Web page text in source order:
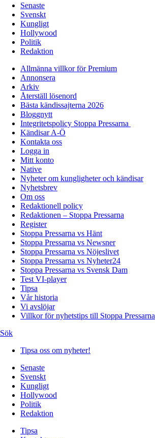
Senaste
Svenskt
Kungligt
Hollywood
Politik
Redaktion
Allmänna villkor för Premium
Annonsera
Arkiv
Återställ lösenord
Bästa kändissajterna 2026
Bloggnytt
Integritetspolicy Stoppa Pressarna
Kändisar A-Ö
Kontakta oss
Logga in
Mitt konto
Native
Nyheter om kungligheter och kändisar
Nyhetsbrev
Om oss
Redaktionell policy
Redaktionen – Stoppa Pressarna
Register
Stoppa Pressarna vs Hänt
Stoppa Pressarna vs Newsner
Stoppa Pressarna vs Nöjeslivet
Stoppa Pressarna vs Nyheter24
Stoppa Pressarna vs Svensk Dam
Test VI-player
Tipsa
Vår historia
Vi avslöjar
Villkor för nyhetstips till Stoppa Pressarna
Sök
Tipsa oss om nyheter!
Senaste
Svenskt
Kungligt
Hollywood
Politik
Redaktion
Tipsa